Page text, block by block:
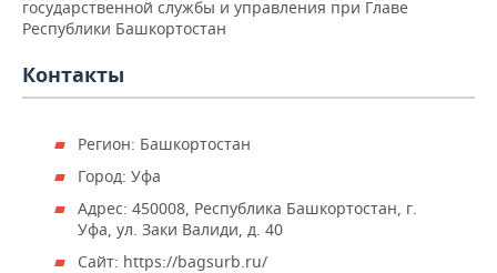
государственной службы и управления при Главе
Республики Башкортостан
Контакты
Регион: Башкортостан
Город: Уфа
Адрес: 450008, Республика Башкортостан, г.
Уфа, ул. Заки Валиди, д. 40
Сайт: https://bagsurb.ru/